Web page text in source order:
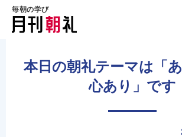
毎朝の学び
本日の朝礼テーマは「
心あり」です